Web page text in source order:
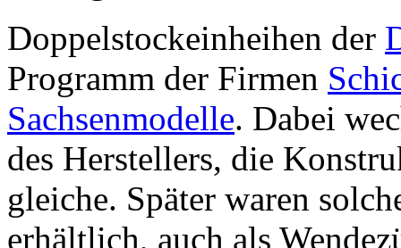
Doppelstockeinheihen der
Programm der Firmen
Sachsenmodelle. Dabei
des Herstellers, die
gleiche. Später waren
erhältlich, auch als